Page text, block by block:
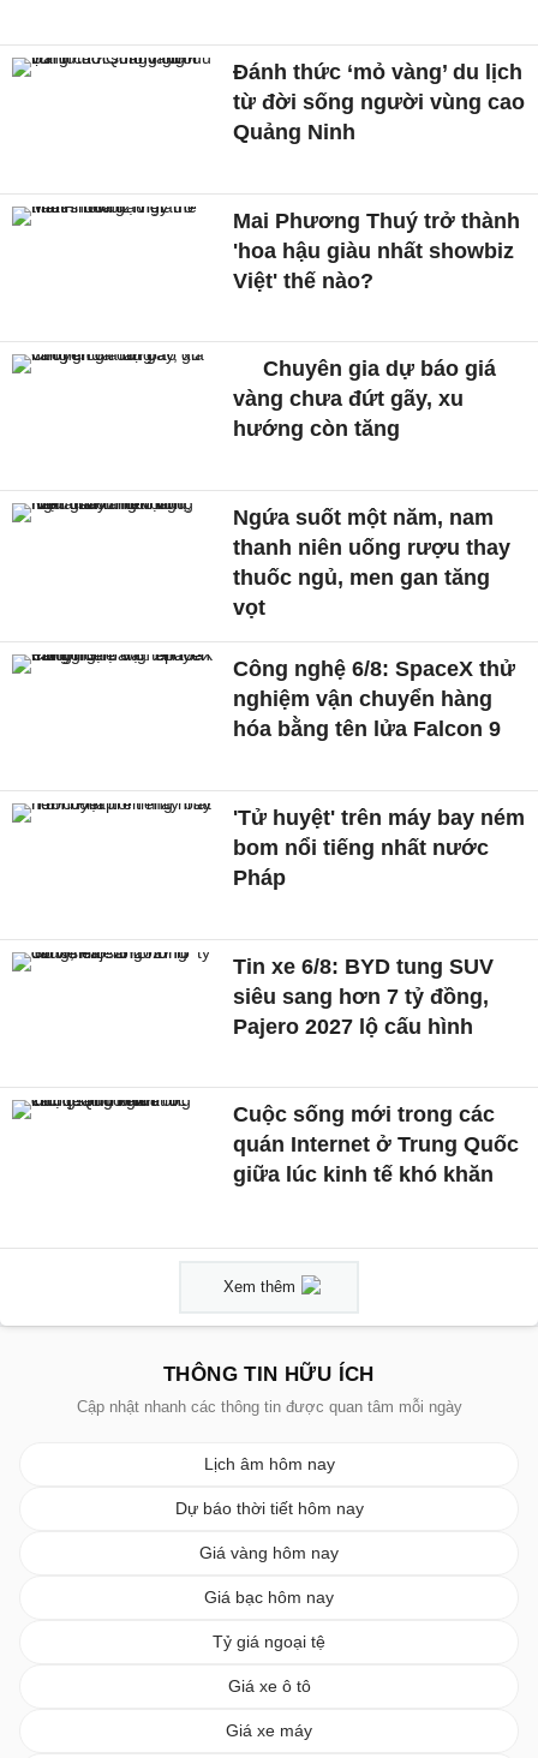
Đánh thức ‘mỏ vàng’ du lịch
từ đời sống người vùng cao
Quảng Ninh
Mai Phương Thuý trở thành
'hoa hậu giàu nhất showbiz
Việt' thế nào?
Chuyên gia dự báo giá
vàng chưa đứt gãy, xu
hướng còn tăng
Ngứa suốt một năm, nam
thanh niên uống rượu thay
thuốc ngủ, men gan tăng
vọt
Công nghệ 6/8: SpaceX thử
nghiệm vận chuyển hàng
hóa bằng tên lửa Falcon 9
'Tử huyệt' trên máy bay ném
bom nổi tiếng nhất nước
Pháp
Tin xe 6/8: BYD tung SUV
siêu sang hơn 7 tỷ đồng,
Pajero 2027 lộ cấu hình
Cuộc sống mới trong các
quán Internet ở Trung Quốc
giữa lúc kinh tế khó khăn
Xem thêm
THÔNG TIN HỮU ÍCH
Cập nhật nhanh các thông tin được quan tâm mỗi ngày
Lịch âm hôm nay
Dự báo thời tiết hôm nay
Giá vàng hôm nay
Giá bạc hôm nay
Tỷ giá ngoại tệ
Giá xe ô tô
Giá xe máy